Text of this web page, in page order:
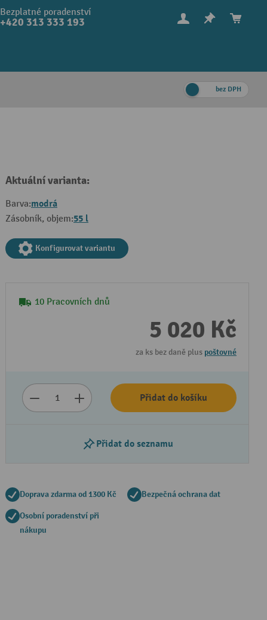
Bezplatné poradenství
+420 313 333 193
bez DPH
Aktuální varianta:
Barva:modrá
Zásobník, objem:55 l
Konfigurovat variantu
10 Pracovních dnů
5 020 Kč
za ks bez daně plus poštovné
Přidat do košíku
Přidat do seznamu
Doprava zdarma od 1300 Kč Bezpečná ochrana dat
Osobní poradenství při
nákupu